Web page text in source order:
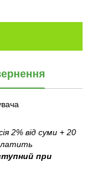
2% від суми + 20
при